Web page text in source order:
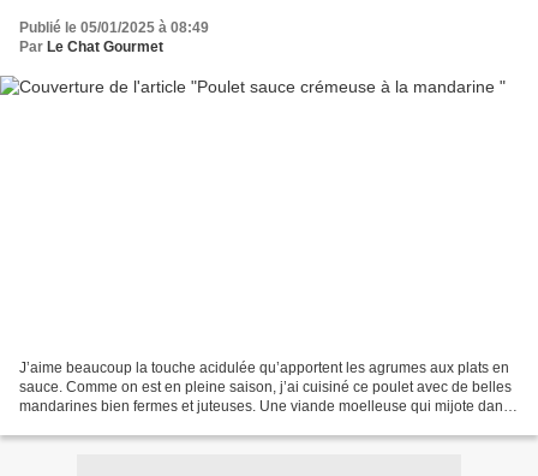
Publié le 05/01/2025 à 08:49
Par Le Chat Gourmet
J’aime beaucoup la touche acidulée qu’apportent les agrumes aux plats en
sauce. Comme on est en pleine saison, j’ai cuisiné ce poulet avec de belles
mandarines bien fermes et juteuses. Une viande moelleuse qui mijote dans